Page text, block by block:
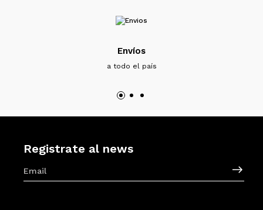
Envíos
a todo el país
Registrate al news